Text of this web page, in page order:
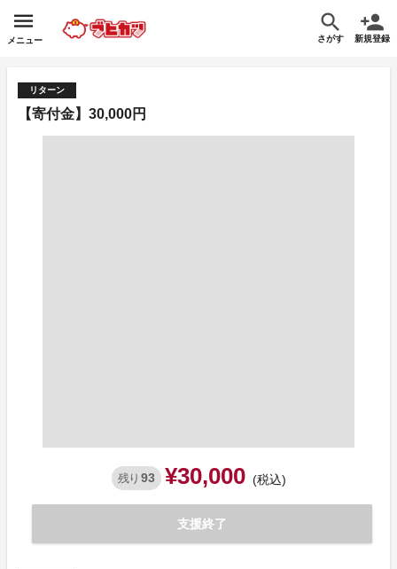
メニュー さがす 新規登録
リターン
【寄付金】30,000円
残り 93 ¥30,000 (税込)
支援終了